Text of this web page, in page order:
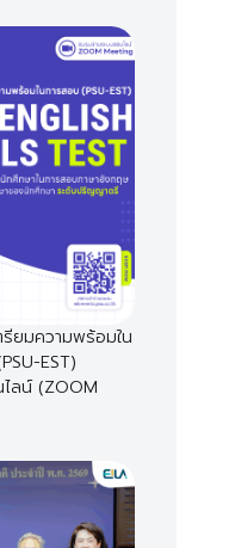
ยมความพร้อมใน
EST)
ลน์ (ZOOM